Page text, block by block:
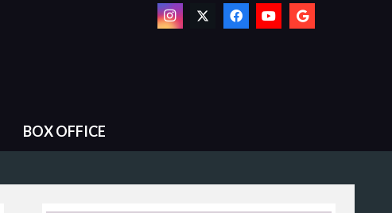
BOX OFFICE